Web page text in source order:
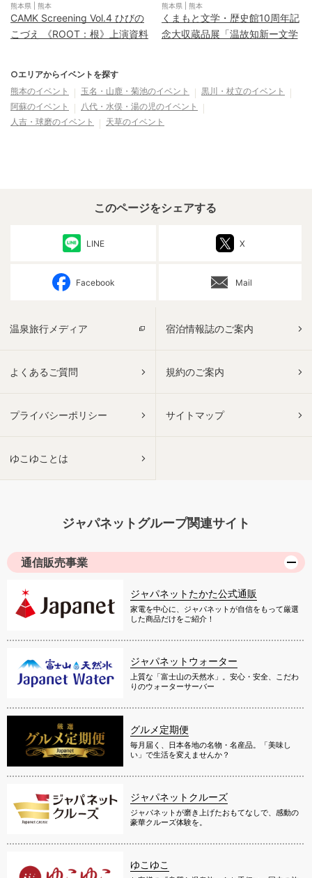
熊本県 熊本
CAMK Screening Vol.4 ひびの
こづえ 《ROOT：根》上演資料
熊本県| 熊本
くまもと文学・歴史館10周年記
念大収蔵品展「温故知新ー文学
○エリアからイベントを探す
熊本のイベント 玉名・山鹿・菊池のイベント 黒川・杖立のイベント
阿蘇のイベント 八代・水俣・湯の児のイベント
人吉・球磨のイベント 天草のイベント
このページをシェアする
LINE X
Facebook Mail
温泉旅行メディア 宿泊情報誌のご案内
よくあるご質問 規約のご案内
プライバシーポリシー サイトマップ
ゆこゆことは
ジャパネットグループ関連サイト
通信販売事業
ジャパネットたかた公式通販
家電を中心に、ジャパネットが自信をもって厳選
した商品だけをご紹介！
ジャパネットウォーター
上質な「富士山の天然水」。安心・安全、こだわ
りのウォーターサーバー
グルメ定期便
毎月届く、日本各地の名物・名産品。「美味し
い」で生活を変えませんか？
ジャパネットクルーズ
ジャパネットが磨き上げたおもてなしで、感動の
豪華クルーズ体験を。
ゆこゆこ